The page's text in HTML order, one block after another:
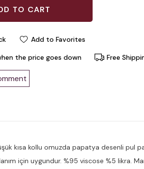
Add to Favorites
the price goes down Free
kısa kollu omuzda papatya desenli pul
için uygundur. %95 viscose %5 likra.